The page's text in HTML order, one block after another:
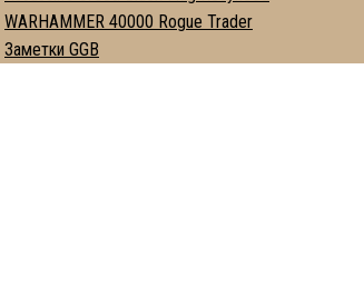
WARHAMMER 40000 Rogue Trader
Заметки GGB